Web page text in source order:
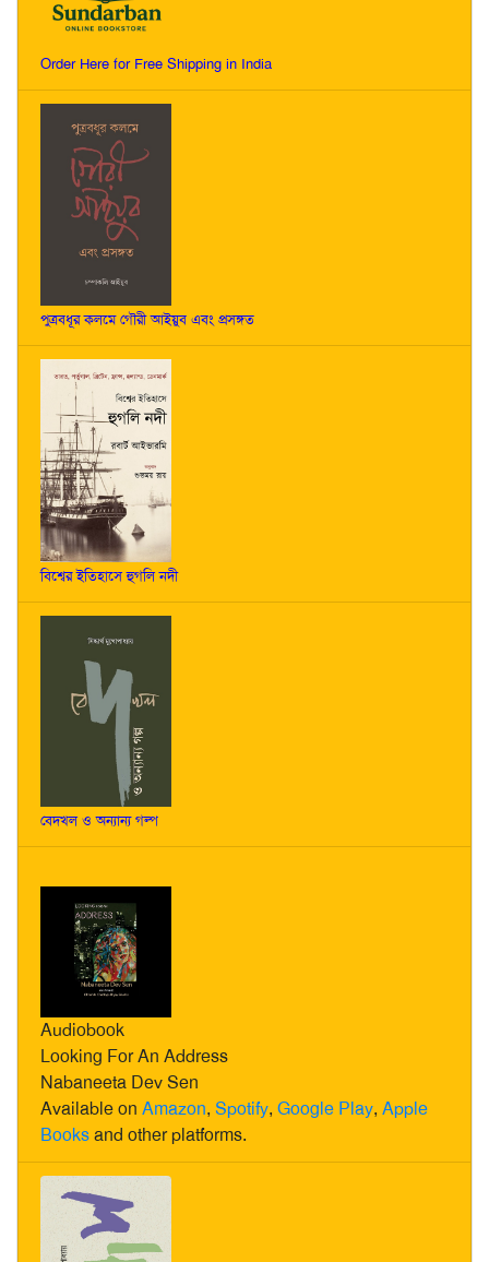
Order Here for Free Shipping in India
পুত্রবধূর কলমে গৌরী আইয়ুব এবং প্রসঙ্গত
বিশ্বের ইতিহাসে হুগলি নদী
বেদখল ও অন্যান্য গল্প
Audiobook
Looking For An Address
Nabaneeta Dev Sen
Available on Amazon, Spotify, Google Play, Apple
Booksand other platforms.